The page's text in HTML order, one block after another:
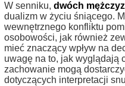
W senniku, dwóch
dualizm w życiu śniącego.
wewnętrznego konfliktu
osobowości, jak również
mieć znaczący wpływ na
uwagę na to, jak wyglądają
zachowanie mogą
dotyczących interpretacji